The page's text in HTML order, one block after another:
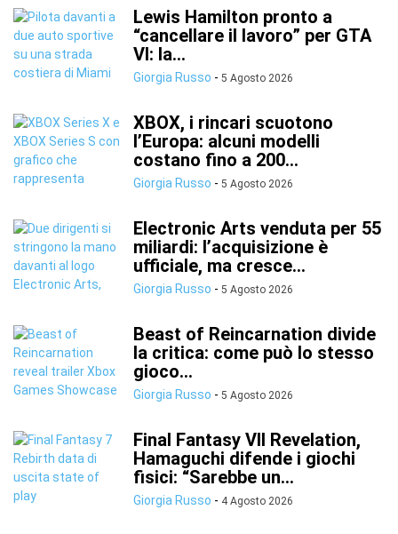
Lewis Hamilton pronto a
“cancellare il lavoro” per GTA
VI: la...
Giorgia Russo - 5 Agosto 2026
XBOX, i rincari scuotono
l’Europa: alcuni modelli
costano fino a 200...
Giorgia Russo - 5 Agosto 2026
Electronic Arts venduta per 55
miliardi: l’acquisizione è
ufficiale, ma cresce...
Giorgia Russo - 5 Agosto 2026
Beast of Reincarnation divide
la critica: come può lo stesso
gioco...
Giorgia Russo - 5 Agosto 2026
Final Fantasy VII Revelation,
Hamaguchi difende i giochi
fisici: “Sarebbe un...
Giorgia Russo - 4 Agosto 2026